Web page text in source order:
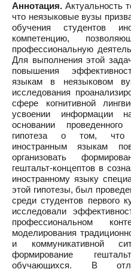
Аннотация. Актуальность
что неязыковые вузы
обучения студентов
компетенцию,
профессиональную
Для выполнения этой
повышения
языкам в неязыковом
исследования
сфере когнитивной
усвоении информации
основании
гипотеза о том, что
иностранным языкам
организовать
гештальт-концептов в
иностранному языку
этой гипотезы, был
среди студентов первого
исследовали
профессиональном
моделирования
и коммуникативной
формирование
обучающихся. В